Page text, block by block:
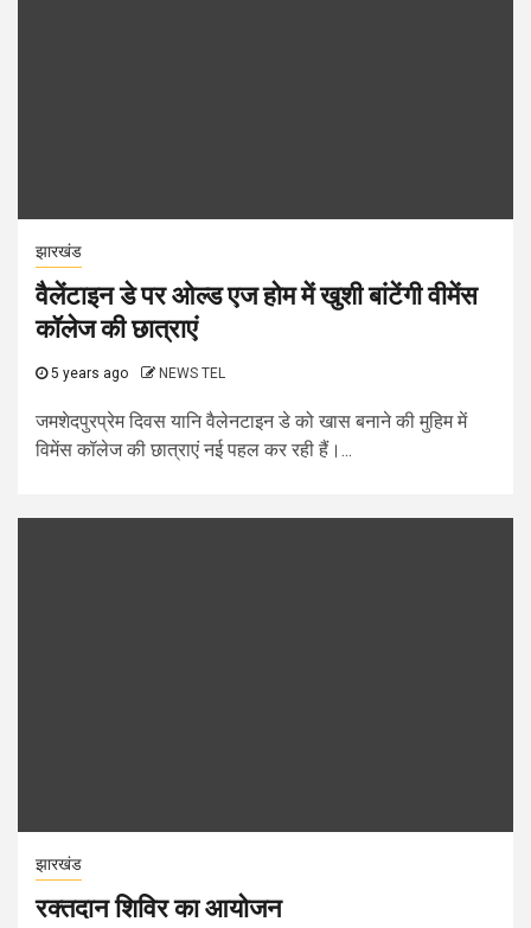
झारखंड
वैलेंटाइन डे पर ओल्ड एज होम में खुशी बांटेंगी वीमेंस
कॉलेज की छात्राएं
5 years ago NEWS TEL
जमशेदपुरप्रेम दिवस यानि वैलेनटाइन डे को खास बनाने की मुहिम में
विमेंस कॉलेज की छात्राएं नई पहल कर रही हैं।...
झारखंड
रक्तदान शिविर का आयोजन